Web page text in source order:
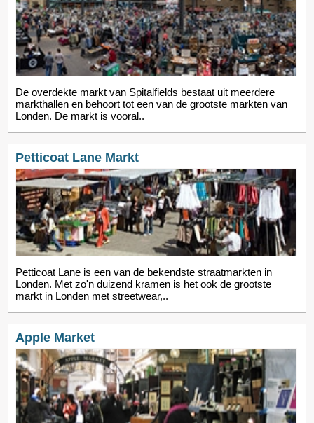
De overdekte markt van Spitalfields bestaat uit meerdere
markthallen en behoort tot een van de grootste markten van
Londen. De markt is vooral..
Petticoat Lane Markt
Petticoat Lane is een van de bekendste straatmarkten in
Londen. Met zo'n duizend kramen is het ook de grootste
markt in Londen met streetwear,..
Apple Market